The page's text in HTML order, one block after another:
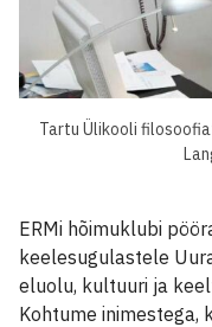
Tartu Ülikooli
ERMi hõimuklubi
keelesugulastele
eluolu, kultuuri ja
Kohtume inimestega,